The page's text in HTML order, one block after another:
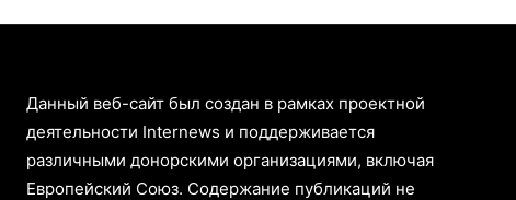
Данный веб-сайт был создан в рамках проектной
деятельности Internews и поддерживается
различными донорскими организациями, включая
Европейский Союз. Содержание публикаций не